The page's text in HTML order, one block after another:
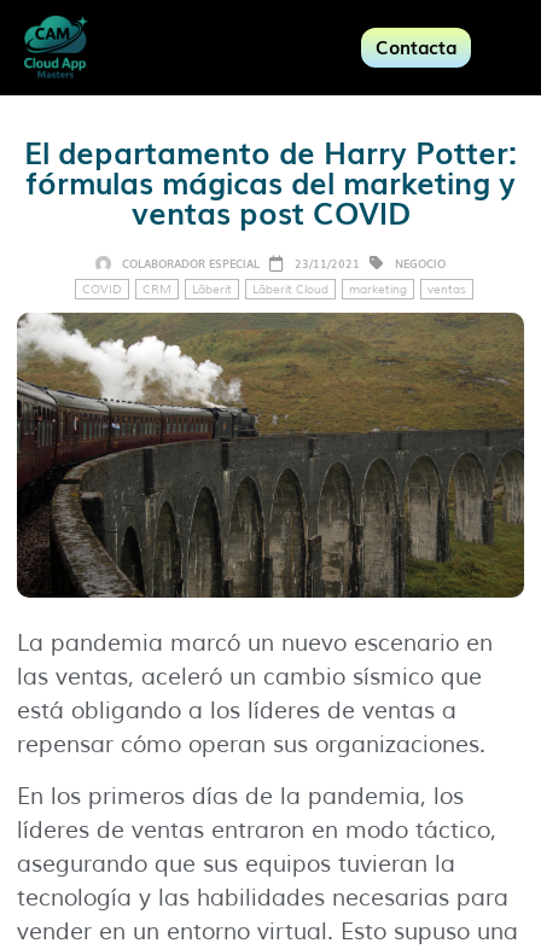
Contacta
El departamento de Harry Potter:
fórmulas mágicas del marketing y
ventas post COVID
COLABORADOR ESPECIAL 23/11/2021 NEGOCIO
COVID CRM Lãberit Lãberit Cloud marketing ventas
La pandemia marcó un nuevo escenario en
las ventas, aceleró un cambio sísmico que
está obligando a los líderes de ventas a
repensar cómo operan sus organizaciones.
En los primeros días de la pandemia, los
líderes de ventas entraron en modo táctico,
asegurando que sus equipos tuvieran la
tecnología y las habilidades necesarias para
vender en un entorno virtual. Esto supuso una